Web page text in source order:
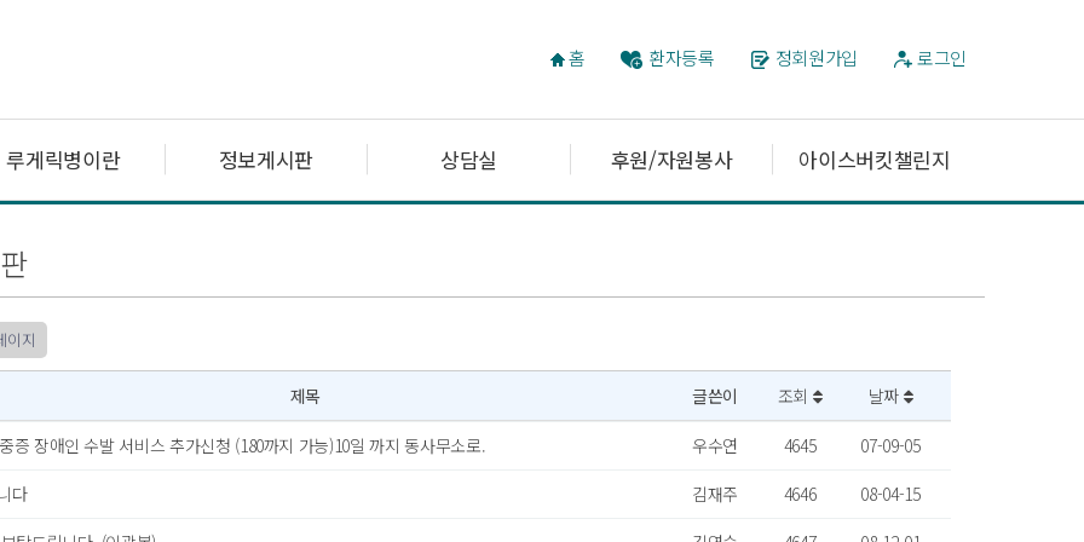
홈 환자등록 정회원가입 로그인
루게릭병이란 정보게시판 상담실 후원/자원봉사 아이스버킷챌린지
지
제목 글쓴이 조회 날짜
증 장애인 수발 서비스 추가신청 (180까지 가능)10일 까지 동사무소로. 우수연 4645
07-09-05
다
김재주 4646
08-04-15